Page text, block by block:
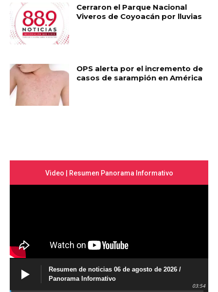
Cerraron el Parque Nacional
Viveros de Coyoacán por lluvias
OPS alerta por el incremento de
casos de sarampión en América
Video | Resumen Panorama Informativo
Resumen de noticias 06 de agosto de 2026 /
Panorama Informativo
03:54